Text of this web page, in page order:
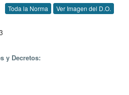
Toda la Norma Ver Imagen del D.O.
y Decretos: